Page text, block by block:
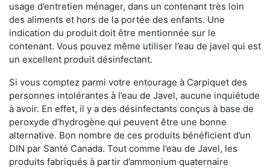
usage d’entretien ménager, dans un contenant très loin
des aliments et hors de la portée des enfants. Une
indication du produit doit être mentionnée sur le
contenant. Vous pouvez même utiliser l’eau de javel qui est
un excellent produit désinfectant.
Si vous comptez parmi votre entourage à Carpiquet des
personnes intolérantes à l’eau de Javel, aucune inquiétude
à avoir. En effet, il y a des désinfectants conçus à base de
peroxyde d’hydrogène qui peuvent être une bonne
alternative. Bon nombre de ces produits bénéficient d’un
DIN par Santé Canada. Tout comme l’eau de Javel, les
produits fabriqués à partir d’ammonium quaternaire